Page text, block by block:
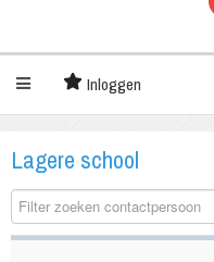
Inloggen
Lagere school
Gedepubliceerd